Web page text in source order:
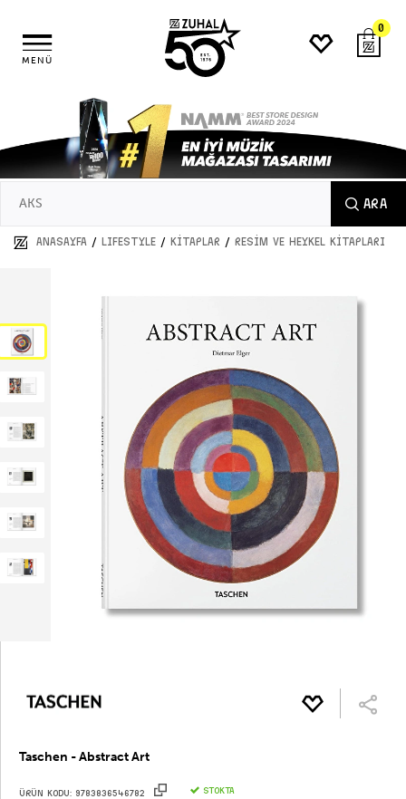
MENÜ
0
ARA
ANASAYFA / LIFESTYLE / KİTAPLAR / RESİM VE HEYKEL KİTAPLARI
Taschen - Abstract Art
ÜRÜN KODU: 9783836546782 STOKTA